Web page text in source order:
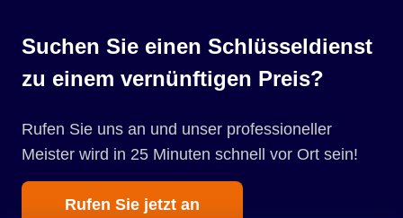
Suchen Sie einen Schlüsseldienst
zu einem vernünftigen Preis?
Rufen Sie uns an und unser professioneller
Meister wird in 25 Minuten schnell vor Ort sein!
Rufen Sie jetzt an